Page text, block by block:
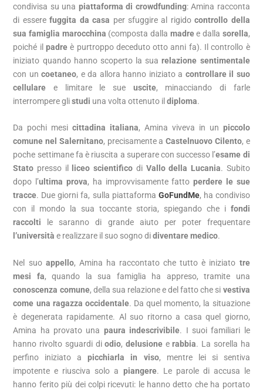
condivisa su una piattaforma di crowdfunding: Amina racconta
di esserefuggita da casa per sfuggire al rigidocontrollo della
sua famiglia marocchina (composta dalla madree dalla sorella,
poiché il padre è purtroppo deceduto otto anni fa). Il controllo è
iniziato quando hanno scoperto la suarelazione sentimentale
con uncoetaneo, e da allora hanno iniziato a controllare il suo
cellulare e limitare le sue uscite, minacciando di farle
interrompere glistudi una volta ottenuto ildiploma.
Da pochi mesicittadina italiana, Amina viveva in un piccolo
comune nel Salernitano, precisamente aCastelnuovo Cilento, e
poche settimane fa è riuscita a superare con successo l’esame di
Stato presso il liceo scientifico di Vallo della Lucania. Subito
dopo l’ultima prova, ha improvvisamente fattoperdere le sue
tracce. Due giorni fa, sulla piattaforma GoFundMe, ha condiviso
con il mondo la sua toccante storia, spiegando che i fondi
raccolti le saranno di grande aiuto per poter frequentare
l’università e realizzare il suo sogno didiventare medico.
Nel suo appello, Amina ha raccontato che tutto è iniziato tre
mesi fa, quando la sua famiglia ha appreso, tramite una
conoscenza comune, della sua relazione e del fatto che si vestiva
come una ragazza occidentale. Da quel momento, la situazione
è degenerata rapidamente. Al suo ritorno a casa quel giorno,
Amina ha provato una paura indescrivibile. I suoi familiari le
hanno rivolto sguardi diodio, delusione erabbia. La sorella ha
perfino iniziato apicchiarla in viso, mentre lei si sentiva
impotente e riusciva solo a piangere. Le parole di accusa le
hanno ferito più dei colpi ricevuti: le hanno detto che ha portato